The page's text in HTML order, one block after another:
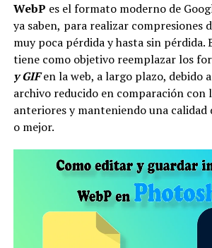
WebP es el formato moderno de
ya saben, para realizar compresiones
muy poca pérdida y hasta sin pérdida.
tiene como objetivo reemplazar los
y GIFen la web, a largo plazo, debido
archivo reducido en comparación
anteriores y manteniendo una calidad
o mejor.